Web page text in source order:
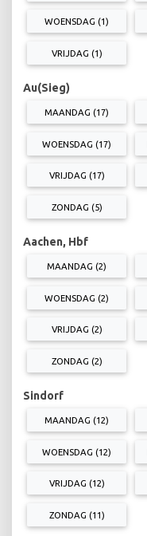
WOENSDAG (1)
VRIJDAG (1)
Au(Sieg)
MAANDAG (17)
WOENSDAG (17)
VRIJDAG (17)
ZONDAG (5)
Aachen, Hbf
MAANDAG (2)
WOENSDAG (2)
VRIJDAG (2)
ZONDAG (2)
Sindorf
MAANDAG (12)
WOENSDAG (12)
VRIJDAG (12)
ZONDAG (11)